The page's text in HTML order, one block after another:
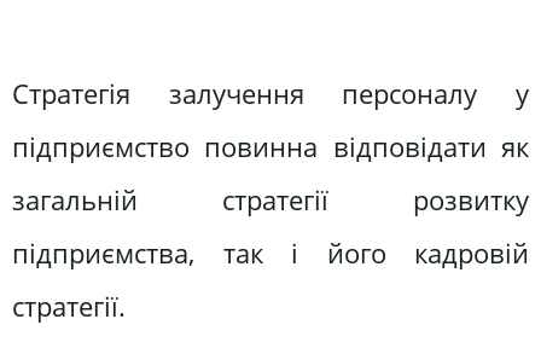
Стратегія залучення персоналу у
підприємство повинна відповідати як
загальній стратегії розвитку
підприємства, так і його кадровій
стратегії.